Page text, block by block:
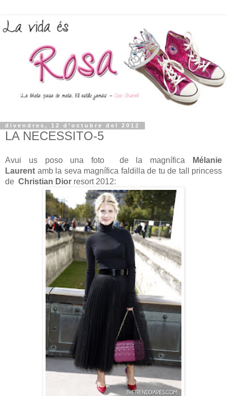
divendres, 12 d’octubre del 2012
LA NECESSITO-5
Avui us poso una foto de la magnífica
Mélanie
Laurent amb la seva magnífica faldilla de tu de tall princess
de Christian Dior resort 2012: